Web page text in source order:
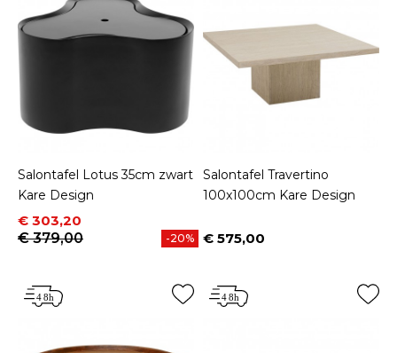
Salontafel Lotus 35cm zwart
Kare Design
Prijs
€ 303,20
Normale prijs
€ 379,00
-20%
Salontafel Travertino
100x100cm Kare Design
Prijs
€ 575,00